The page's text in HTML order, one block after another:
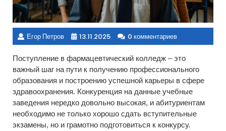
Егор Петров 13.11.2025 0 комментариев
Поступление в фармацевтический колледж – это
важный шаг на пути к получению профессионального
образования и построению успешной карьеры в сфере
здравоохранения. Конкуренция на данные учебные
заведения нередко довольно высокая, и абитуриентам
необходимо не только хорошо сдать вступительные
экзамены, но и грамотно подготовиться к конкурсу.